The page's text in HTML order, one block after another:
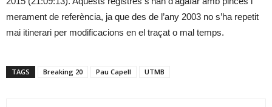
merament de referència, ja que des de l’any 2003 no s’ha repetit
mai itinerari per modificacions en el traçat o mal temps.
TAGS Breaking 20 Pau Capell UTMB